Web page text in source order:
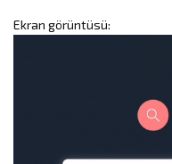
Ekran görüntüsü: